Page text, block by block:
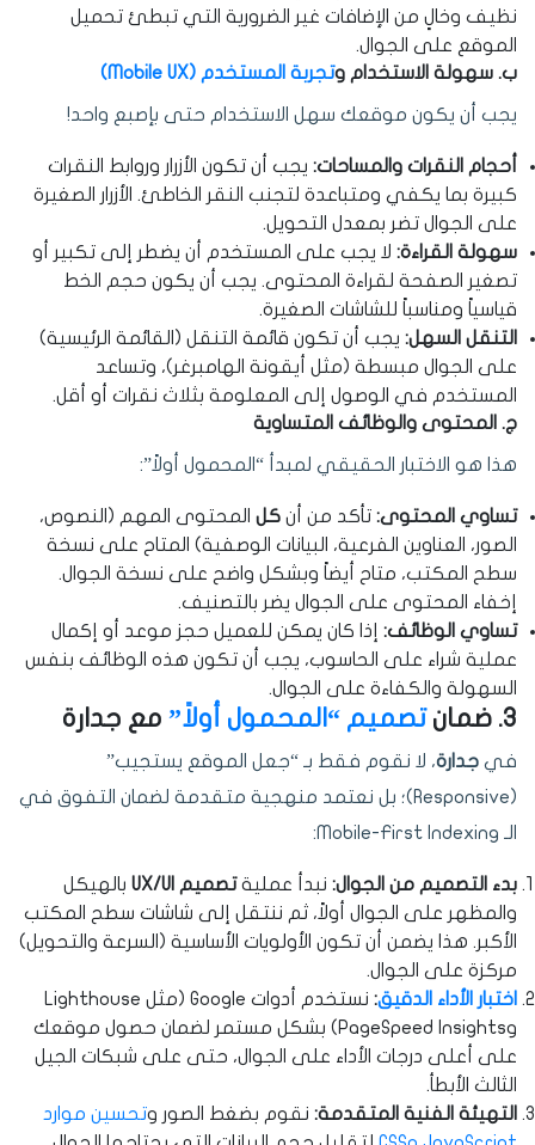
نظيف وخالٍ من الإضافات غير الضرورية التي تبطئ تحميل
الموقع على الجوال.
ب. سهولة الاستخدام وتجربة المستخدم (Mobile UX)
يجب أن يكون موقعك سهل الاستخدام حتى بإصبع واحد!
أحجام النقرات والمساحات: يجب أن تكون الأزرار وروابط النقرات
كبيرة بما يكفي ومتباعدة لتجنب النقر الخاطئ. الأزرار الصغيرة
على الجوال تضر بمعدل التحويل.
سهولة القراءة: لا يجب على المستخدم أن يضطر إلى تكبير أو
تصغير الصفحة لقراءة المحتوى. يجب أن يكون حجم الخط
قياسياً ومناسباً للشاشات الصغيرة.
التنقل السهل: يجب أن تكون قائمة التنقل (القائمة الرئيسية)
على الجوال مبسطة (مثل أيقونة الهامبرغر)، وتساعد
المستخدم في الوصول إلى المعلومة بثلاث نقرات أو أقل.
ج. المحتوى والوظائف المتساوية
هذا هو الاختبار الحقيقي لمبدأ “المحمول أولاً”:
تساوي المحتوى: تأكد من أن كل المحتوى المهم (النصوص،
الصور، العناوين الفرعية، البيانات الوصفية) المتاح على نسخة
سطح المكتب، متاح أيضاً وبشكل واضح على نسخة الجوال.
إخفاء المحتوى على الجوال يضر بالتصنيف.
تساوي الوظائف: إذا كان يمكن للعميل حجز موعد أو إكمال
عملية شراء على الحاسوب، يجب أن تكون هذه الوظائف بنفس
السهولة والكفاءة على الجوال.
3. ضمان تصميم “المحمول أولاً” مع جدارة
في جدارة، لا نقوم فقط بـ “جعل الموقع يستجيب”
(Responsive)؛ بل نعتمد منهجية متقدمة لضمان التفوق في
الـ Mobile-First Indexing:
بدء التصميم من الجوال: نبدأ عمليةتصميم UX/UI
بالهيكل
والمظهر على الجوال أولاً، ثم ننتقل إلى شاشات سطح المكتب
الأكبر. هذا يضمن أن تكون الأولويات الأساسية (السرعة والتحويل)
مركزة على الجوال.
اختبار الأداء الدقيق:
نستخدم أدوات Google (مثل Lighthouse
وPageSpeed Insights) بشكل مستمر لضمان حصول موقعك
على أعلى درجات الأداء على الجوال، حتى على شبكات الجيل
الثالث الأبطأ.
التهيئة الفنية المتقدمة: نقوم بضغط الصور وتحسين موارد